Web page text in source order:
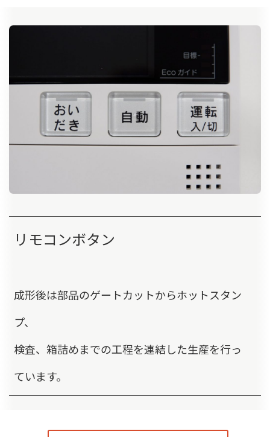
リモコンボタン
成形後は部品のゲートカットからホットスタン
プ、
検査、箱詰めまでの工程を連結した生産を行っ
ています。